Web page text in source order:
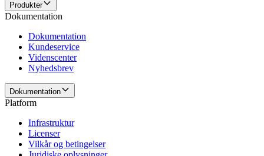
Produkter
Dokumentation
Dokumentation
Kundeservice
Videnscenter
Nyhedsbrev
Dokumentation
Platform
Infrastruktur
Licenser
Vilkår og betingelser